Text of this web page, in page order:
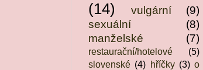
(14)
vulgární
(9)
sexuální
(8)
manželské
(7)
restaurační/hotelové
(5)
slovenské (4) hříčky (3) o